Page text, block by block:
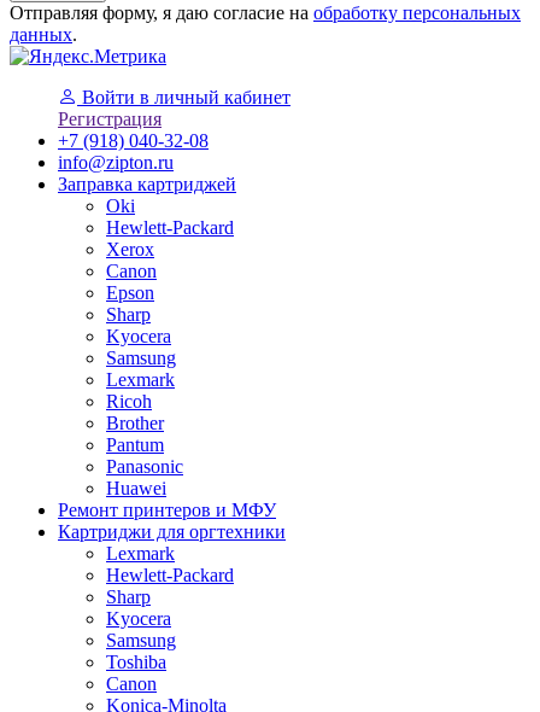
Отправляя форму, я даю согласие на обработку персональных
данных.
Войти в личный кабинет
Регистрация
+7 (918) 040-32-08
info@zipton.ru
Заправка картриджей
Oki
Hewlett-Packard
Xerox
Canon
Epson
Sharp
Kyocera
Samsung
Lexmark
Ricoh
Brother
Pantum
Panasonic
Huawei
Ремонт принтеров и МФУ
Картриджи для оргтехники
Lexmark
Hewlett-Packard
Sharp
Kyocera
Samsung
Toshiba
Canon
Konica-Minolta